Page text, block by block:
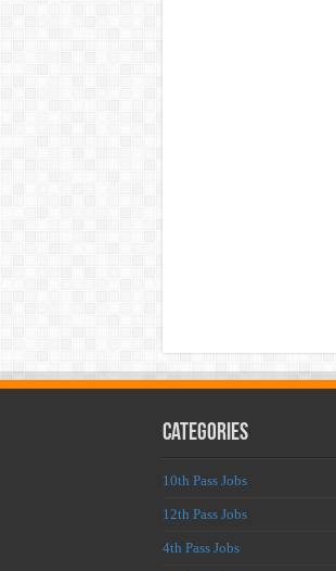
Categories
10th Pass Jobs
12th Pass Jobs
4th Pass Jobs